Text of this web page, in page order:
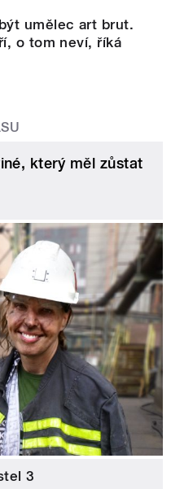
umělec art brut.
o tom neví, říká
který měl zůstat
3